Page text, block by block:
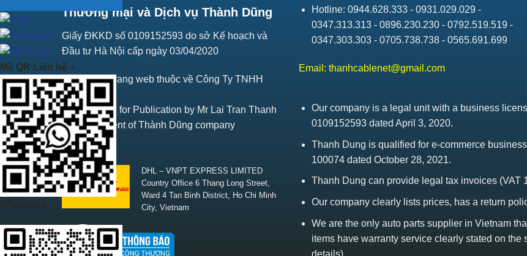
Thương mại và Dịch vụ Thành Dũng
Giấy ĐKKD số 0109152593 do sở Kế hoạch và
Đầu tư Hà Nội cấp ngày 03/04/2020
Bản quyền trang web thuộc về Công Ty TNHH
Thành Dũng
Responsible for Publication by Mr Lai Tran Thanh
Vice President of Thành Dũng company
SHIPPING
DHL – VNPT EXPRESS LIMITED
Country Office 6 Thang Long Street,
Ward 4 Tan Binh District, Ho Chi Minh
City, Vietnam
Hotline: 0944.628.333 - 0931.029.029 -
0347.313.313 - 0896.230.230 - 0792.519.519 -
0347.303.303 - 0705.738.738 - 0565.691.699
Email: thanhcablenet@gmail.com
Our company is a legal unit with a business
0109152593 dated April 3, 2020.
Thanh Dung is qualified for e-commerce
100074 dated October 28, 2021.
Thanh Dung can provide legal tax invoices (VAT
Our company clearly lists prices, has a return
We are the only auto parts supplier in Vietnam
items have warranty service clearly stated on
details)
Mã QR Liên hệ ×
Whatsapp